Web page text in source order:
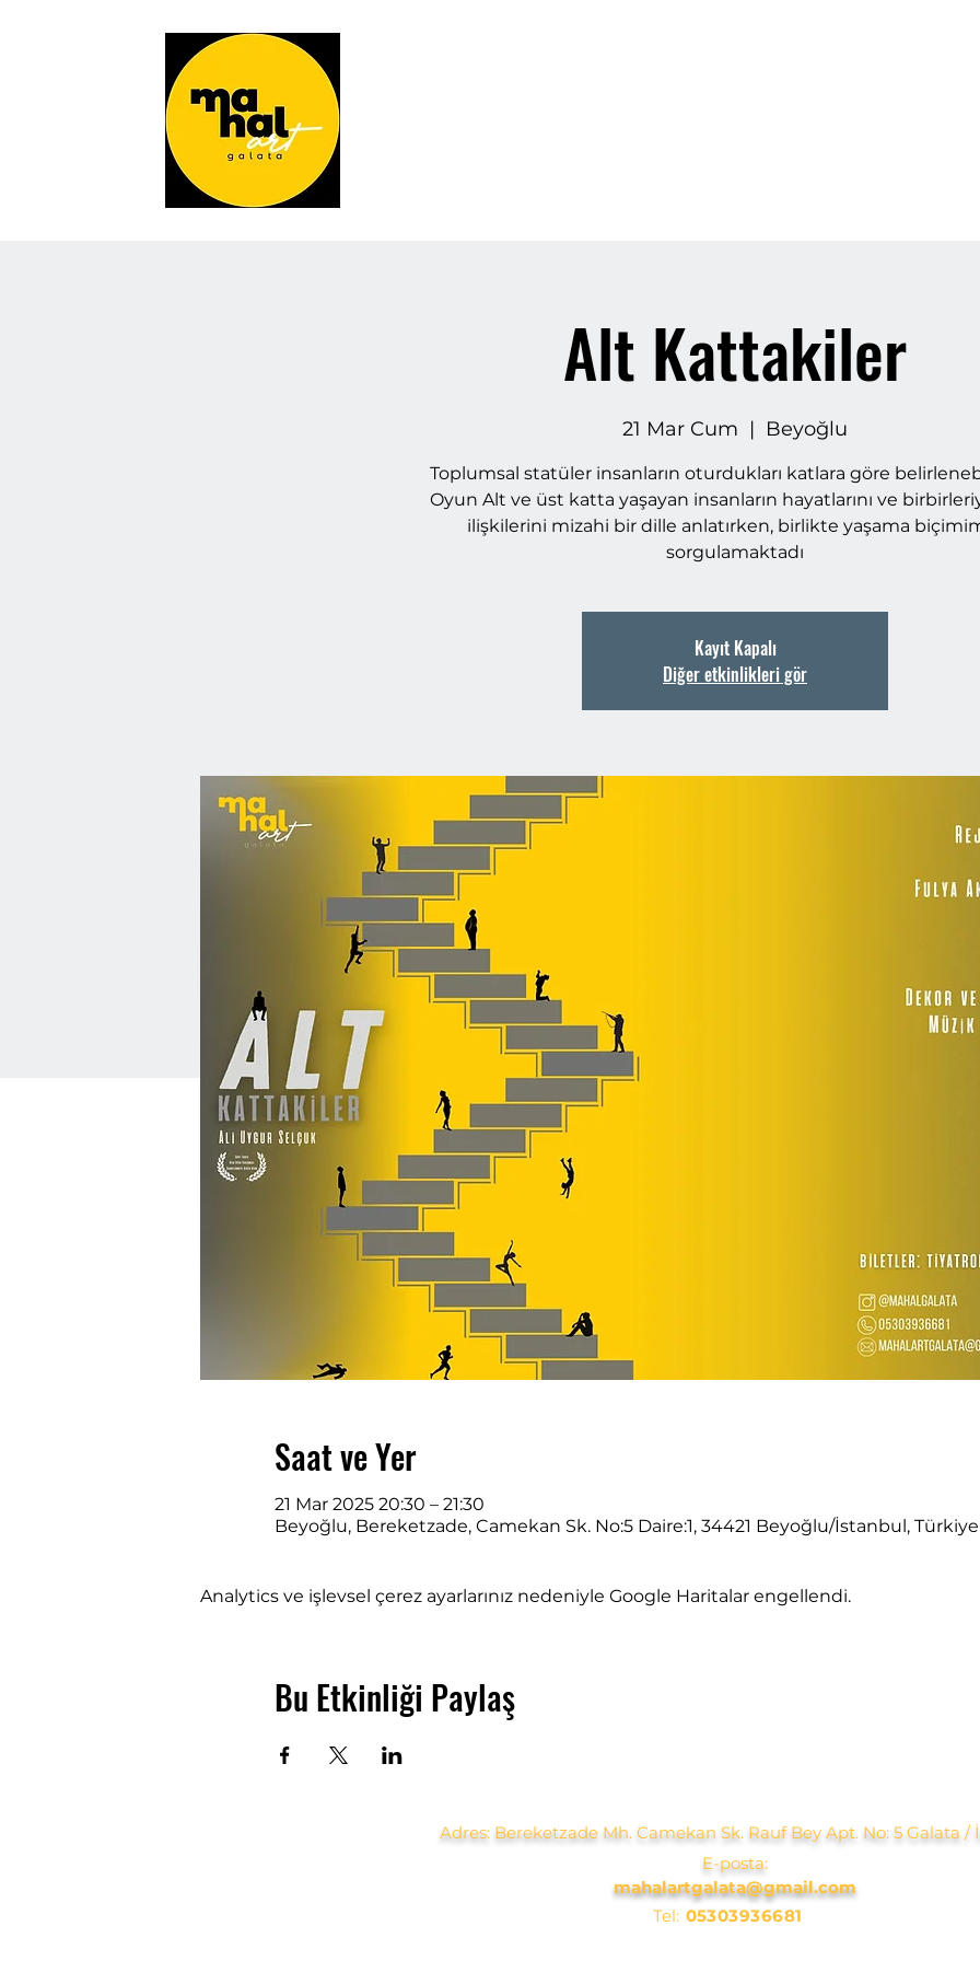
Alt Kattakiler
21 Mar Cum
  |
Beyoğlu
Toplumsal statüler insanların oturdukları katlara göre
Oyun Alt ve üst katta yaşayan insanların hayatlarını ve
ilişkilerini mizahi bir dille anlatırken, birlikte yaşama
sorgulamaktadı
Kayıt Kapalı
Diğer etkinlikleri gör
Saat ve Yer
21 Mar 2025 20:30 – 21:30
Beyoğlu, Bereketzade, Camekan Sk. No:5 Daire:1, 34421 Beyoğlu/İstanbul, Türkiye
Analytics ve işlevsel çerez ayarlarınız nedeniyle Google Haritalar engellendi.
Bu Etkinliği Paylaş
Adres: Bereketzade Mh. Camekan Sk. Rauf Bey Apt. No: 5 Galata /
E-posta:
mahalartgalata@gmail.com
Tel: 05303936681